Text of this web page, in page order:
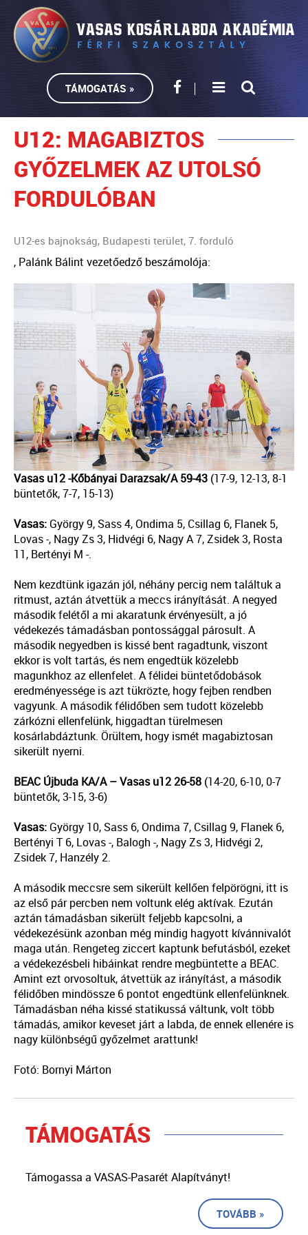
TÁMOGATÁS »
U12: MAGABIZTOS
GYŐZELMEK AZ UTOLSÓ
FORDULÓBAN
U12-es bajnokság, Budapesti terület, 7. forduló
, Palánk Bálint vezetőedző beszámolója:
Vasas u12 -Kőbányai Darazsak/A 59-43 (17-9, 12-13, 8-1
büntetők, 7-7, 15-13)
Vasas: György 9, Sass 4, Ondima 5, Csillag 6, Flanek 5,
Lovas -, Nagy Zs 3, Hidvégi 6, Nagy A 7, Zsidek 3, Rosta
11, Bertényi M -.
Nem kezdtünk igazán jól, néhány percig nem találtuk a
ritmust, aztán átvettük a meccs irányítását. A negyed
második felétől a mi akaratunk érvényesült, a jó
védekezés támadásban pontossággal párosult. A
második negyedben is kissé bent ragadtunk, viszont
ekkor is volt tartás, és nem engedtük közelebb
magunkhoz az ellenfelet. A félidei büntetődobások
eredményessége is azt tükrözte, hogy fejben rendben
vagyunk. A második félidőben sem tudott közelebb
zárkózni ellenfelünk, higgadtan türelmesen
kosárlabdáztunk. Örültem, hogy ismét magabiztosan
sikerült nyerni.
BEAC Újbuda KA/A – Vasas u12 26-58 (14-20, 6-10, 0-7
büntetők, 3-15, 3-6)
Vasas: György 10, Sass 6, Ondima 7, Csillag 9, Flanek 6,
Bertényi T 6, Lovas -, Balogh -, Nagy Zs 3, Hidvégi 2,
Zsidek 7, Hanzély 2.
A második meccsre sem sikerült kellően felpörögni, itt is
az első pár percben nem voltunk elég aktívak. Ezután
aztán támadásban sikerült feljebb kapcsolni, a
védekezésünk azonban még mindig hagyott kívánnivalót
maga után. Rengeteg ziccert kaptunk befutásból, ezeket
a védekezésbeli hibáinkat rendre megbüntette a BEAC.
Amint ezt orvosoltuk, átvettük az irányítást, a második
félidőben mindössze 6 pontot engedtünk ellenfelünknek.
Támadásban néha kissé statikussá váltunk, volt több
támadás, amikor keveset járt a labda, de ennek ellenére is
nagy különbségű győzelmet arattunk!
Fotó: Bornyi Márton
TÁMOGATÁS
Támogassa a VASAS-Pasarét Alapítványt!
TOVÁBB »